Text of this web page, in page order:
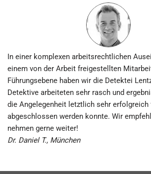
In einer komplexen arbeits­rechtlichen
einem von der Arbeit frei­gestellten
Führungs­ebene haben wir die Detektei
Detektive arbeiteten sehr rasch und
die Angelegenheit letztlich sehr erfolgreich
abgeschlossen werden konnte. Wir
nehmen gerne weiter!
Dr. Daniel T., München